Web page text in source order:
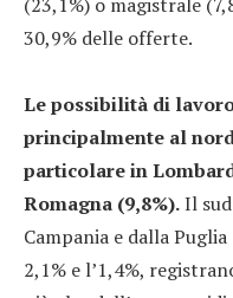
30,9% delle offerte.
Le possibilità di
principalmente al
particolare in
Romagna (9,8%).Il
Campania e dalla
2,1% e l’1,4%,